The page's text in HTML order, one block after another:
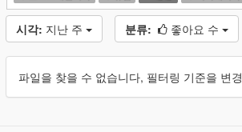
시각: 지난 주 분류: 좋아요 수
파일을 찾을 수 없습니다, 필터링 기준을 변